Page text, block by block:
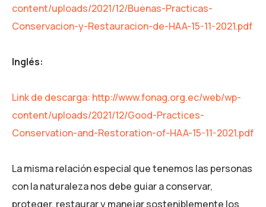
content/uploads/2021/12/Buenas-Practicas-
Conservacion-y-Restauracion-de-HAA-15-11-2021.pdf
Inglés:
Link de descarga: http://www.fonag.org.ec/web/wp-
content/uploads/2021/12/Good-Practices-
Conservation-and-Restoration-of-HAA-15-11-2021.pdf
La misma relación especial que tenemos las personas
con la naturaleza nos debe guiar a conservar,
proteger, restaurar y manejar sosteniblemente los